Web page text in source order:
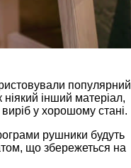
популярний
інший матеріал,
у хорошому стані.
рушники будуть
що збережеться на